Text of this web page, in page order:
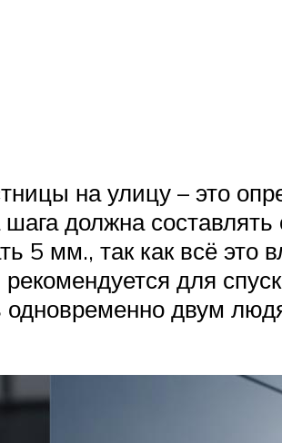
на улицу – это
должна составлять
5 мм., так как всё это
для
одновременно двум